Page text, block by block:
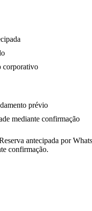
corporativo
prévio
mediante confirmação
antecipada por
confirmação.